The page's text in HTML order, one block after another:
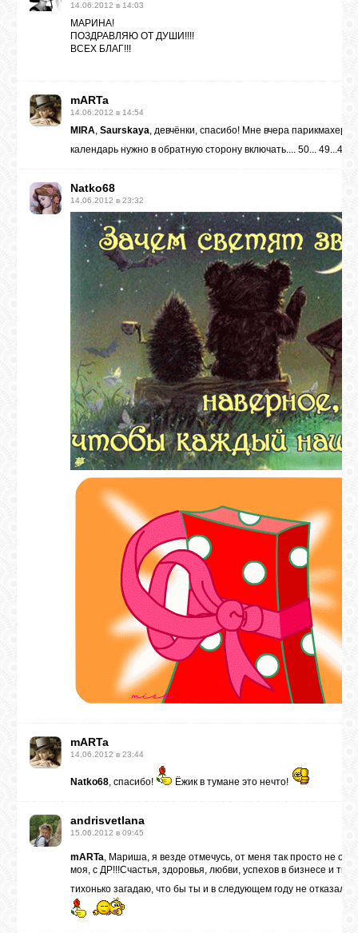
14.06.2012 в 14:03
МАРИНА!
ПОЗДРАВЛЯЮ ОТ ДУШИ!!!!
ВСЕХ БЛАГ!!!
mARTa
14.06.2012 в 14:54
MIRA, Saurskaya, девчёнки, спасибо! Мне вчера парикмахер
календарь нужно в обратную сторону включать.... 50...
Natko68
14.06.2012 в 23:32
mARTa
14.06.2012 в 23:44
Natko68, спасибо! Ёжик в тумане это нечто!
andrisvetlana
15.06.2012 в 09:45
mARTa, Мариша, я везде отмечусь, от меня так просто не
моя, с ДР!!!Счастья, здоровья, любви, успехов в бизнесе и
тихонько загадаю, что бы ты и в следующем году не